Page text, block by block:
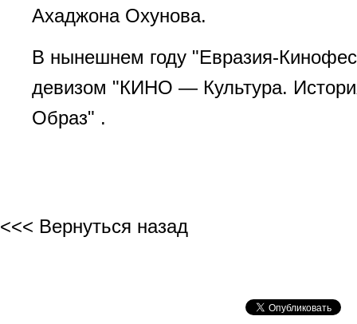
Ахаджона Охунова.
В нынешнем году "Евразия-
девизом "КИНО — Культура.
Образ" .
<<< Вернуться назад